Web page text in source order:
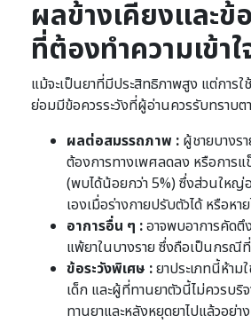
ผลข้างเคียงและข้
ที่ต้องทำความเข้าใ
แม้จะเป็นยาที่มีประสิทธิภาพสูง แต่การ
ย่อมมีข้อควรระวังที่ผู้อ่านควรรับทราบ
ผลต่อสมรรถภาพ : ผู้ชายบางร
ต้องการทางเพศลดลง หรือการ
(พบได้น้อยกว่า 5%) ซึ่งส่วนใหญ่
เองเมื่อร่างกายปรับตัวได้ หรือหา
อาการอื่น ๆ :อาจพบอาการคัดตึ
แพ้ยาในบางราย ซึ่งถือเป็นกรณี
ข้อระวังพิเศษ :ยาประเภทนี้ห้าม
เด็ก และผู้ที่ทานยาตัวนี้ไม่ควรบริ
ทานยาและหลังหยุดยาไปแล้วอย่